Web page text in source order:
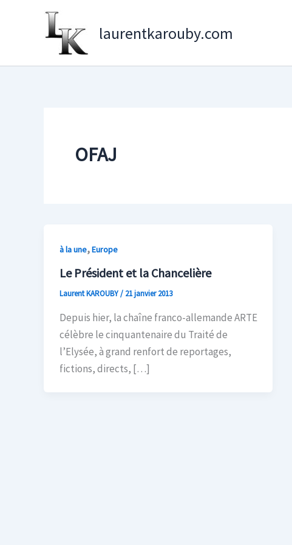
laurentkarouby.com
OFAJ
à la une,Europe
Le Président et la Chancelière
Laurent KAROUBY/ 21 janvier 2013
Depuis hier, la chaîne franco-allemande ARTE
célèbre le cinquantenaire du Traité de
l’Elysée, à grand renfort de reportages,
fictions, directs, […]